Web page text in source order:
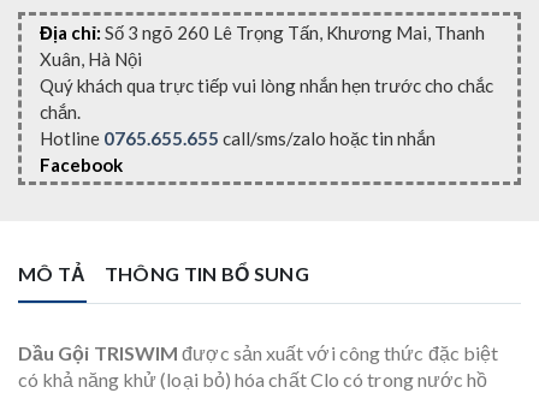
Địa chỉ: Số 3 ngõ 260 Lê Trọng Tấn, Khương Mai, Thanh
Xuân, Hà Nội
Quý khách qua trực tiếp vui lòng nhắn hẹn trước cho chắc
chắn.
Hotline 0765.655.655 call/sms/zalo hoặc tin nhắn
Facebook
MÔ TẢ THÔNG TIN BỔ SUNG
Dầu Gội TRISWIM được sản xuất với công thức đặc biệt
có khả năng khử (loại bỏ) hóa chất Clo có trong nước hồ